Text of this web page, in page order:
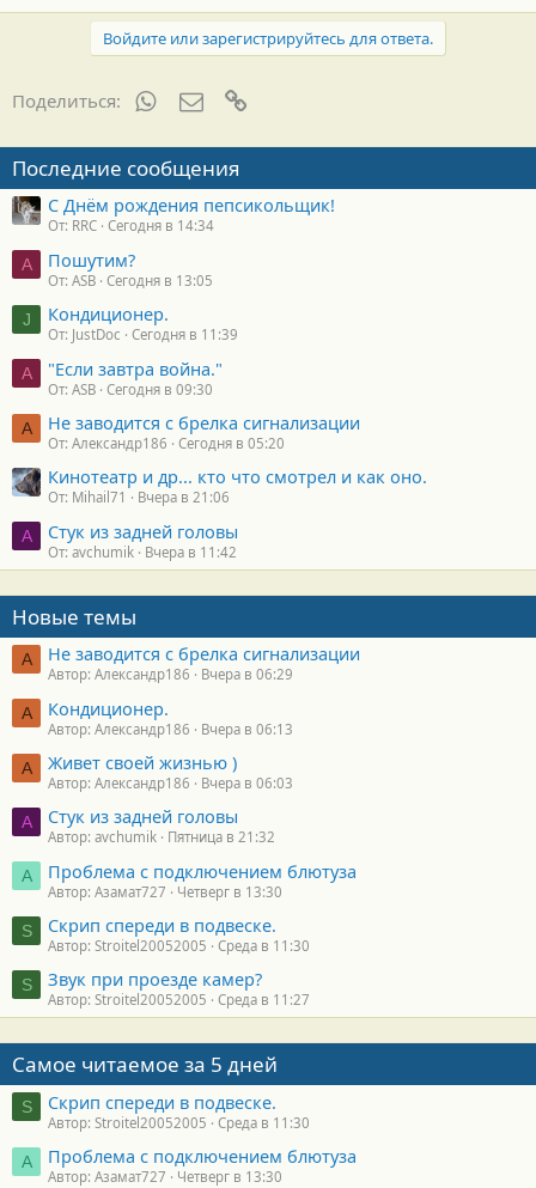
Войдите или зарегистрируйтесь для ответа.
Поделиться: WhatsAppЭлектронная почта
Последние сообщения
С Днём рождения пепсикольщик!
От: RRC Сегодня в 14:34
A Пошутим?
От: ASB Сегодня в 13:05
J Кондиционер.
От: JustDoc Сегодня в 11:39
A "Если завтра война."
От: ASB Сегодня в 09:30
А Не заводится с брелка сигнализации
От: Александр186 Сегодня в 05:20
Кинотеатр и др... кто что смотрел и как оно.
От: Mihail71 Вчера в 21:06
A Стук из задней головы
От: avchumik Вчера в 11:42
Новые темы
А Не заводится с брелка сигнализации
Автор: Александр186 Вчера в 06:29
А Кондиционер.
Автор: Александр186 Вчера в 06:13
А Живет своей жизнью )
Автор: Александр186 Вчера в 06:03
A Стук из задней головы
Автор: avchumik Пятница в 21:32
А Проблема с подключением блютуза
Автор: Азамат727 Четверг в 13:30
S Скрип спереди в подвеске.
Автор: Stroitel20052005 Среда в 11:30
S Звук при проезде камер?
Автор: Stroitel20052005 Среда в 11:27
Самое читаемое за 5 дней
S Скрип спереди в подвеске.
Автор: Stroitel20052005 Среда в 11:30
А Проблема с подключением блютуза
Автор: Азамат727 Четверг в 13:30